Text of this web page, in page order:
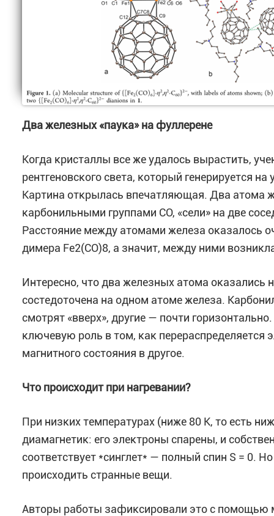
Два железных «паука» на фуллерене
Когда кристаллы все же удалось вырастить,
рентгеновского света, который генерируется
Картина открылась впечатляющая. Два атома
карбонильными группами CO, «сели» на две
Расстояние между атомами железа оказалось
димера Fe2(CO)8, а значит, между ними
Интересно, что два железных атома оказались
состедоточена на одном атоме железа.
смотрят «вверх», другие — почти
ключевую роль в том, как перераспределяется
магнитного состояния в другое.
Что происходит при нагревании?
При низких температурах (ниже 80 К, то есть
диамагнетик: его электроны спарены, и
соответствует *синглет* — полный спин S = 0.
происходить странные вещи.
Авторы работы зафиксировали это с помощью